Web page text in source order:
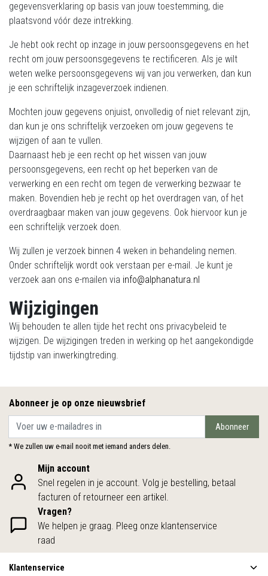
gegevensverklaring op basis van jouw toestemming, die
plaatsvond vóór deze intrekking.
Je hebt ook recht op inzage in jouw persoonsgegevens en het
recht om jouw persoonsgegevens te rectificeren. Als je wilt
weten welke persoonsgegevens wij van jou verwerken, dan kun
je een schriftelijk inzageverzoek indienen.
Mochten jouw gegevens onjuist, onvolledig of niet relevant zijn,
dan kun je ons schriftelijk verzoeken om jouw gegevens te
wijzigen of aan te vullen.
Daarnaast heb je een recht op het wissen van jouw
persoonsgegevens, een recht op het beperken van de
verwerking en een recht om tegen de verwerking bezwaar te
maken. Bovendien heb je recht op het overdragen van, of het
overdraagbaar maken van jouw gegevens. Ook hiervoor kun je
een schriftelijk verzoek doen.
Wij zullen je verzoek binnen 4 weken in behandeling nemen.
Onder schriftelijk wordt ook verstaan per e-mail. Je kunt je
verzoek aan ons e-mailen via info@alphanatura.nl
Wijzigingen
Wij behouden te allen tijde het recht ons privacybeleid te
wijzigen. De wijzigingen treden in werking op het aangekondigde
tijdstip van inwerkingtreding.
Abonneer je op onze nieuwsbrief
Abonneer
* We zullen uw e-mail nooit met iemand anders delen.
Mijn account
Snel regelen in je account. Volg je bestelling, betaal
facturen of retourneer een artikel.
Vragen?
We helpen je graag. Pleeg onze klantenservice
raad
Klantenservice